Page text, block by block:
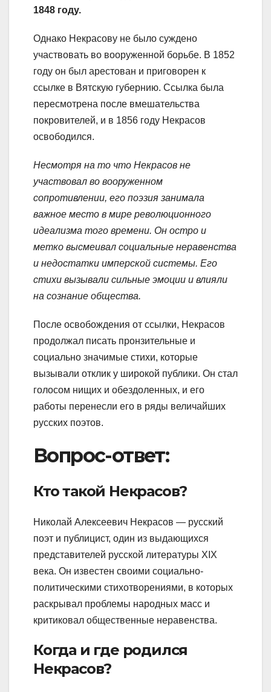
1848 году.
Однако Некрасову не было суждено
участвовать во вооруженной борьбе. В 1852
году он был арестован и приговорен к
ссылке в Вятскую губернию. Ссылка была
пересмотрена после вмешательства
покровителей, и в 1856 году Некрасов
освободился.
Несмотря на то что Некрасов не
участвовал во вооруженном
сопротивлении, его поэзия занимала
важное место в мире революционного
идеализма того времени. Он остро и
метко высмеивал социальные неравенства
и недостатки имперской системы. Его
стихи вызывали сильные эмоции и влияли
на сознание общества.
После освобождения от ссылки, Некрасов
продолжал писать пронзительные и
социально значимые стихи, которые
вызывали отклик у широкой публики. Он стал
голосом нищих и обездоленных, и его
работы перенесли его в ряды величайших
русских поэтов.
Вопрос-ответ:
Кто такой Некрасов?
Николай Алексеевич Некрасов — русский
поэт и публицист, один из выдающихся
представителей русской литературы XIX
века. Он известен своими социально-
политическими стихотворениями, в которых
раскрывал проблемы народных масс и
критиковал общественные неравенства.
Когда и где родился
Некрасов?